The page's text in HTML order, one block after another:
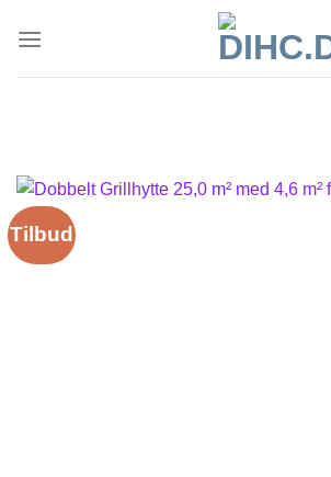
Tilbud